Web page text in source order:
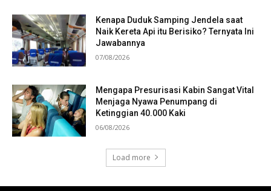
Kenapa Duduk Samping Jendela saat
Naik Kereta Api itu Berisiko? Ternyata Ini
Jawabannya
07/08/2026
Mengapa Presurisasi Kabin Sangat Vital
Menjaga Nyawa Penumpang di
Ketinggian 40.000 Kaki
06/08/2026
Load more